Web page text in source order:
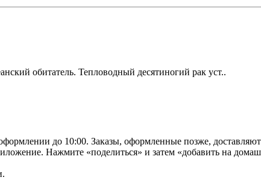
обитатель. Тепловодный десятиногий рак уст..
до 10:00. Заказы, оформленные позже,
Нажмите «поделиться» и затем «добавить на